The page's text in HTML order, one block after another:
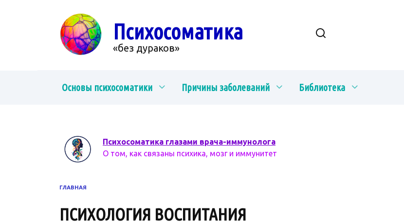
Психосоматика
«без дураков»
Основы психосоматики Причины заболеваний Библиотека
Психосоматика глазами врача-иммунолога
О том, как связаны психика, мозг и иммунитет
ГЛАВНАЯ
ПСИХОЛОГИЯ ВОСПИТАНИЯ